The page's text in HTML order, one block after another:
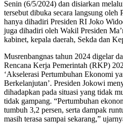
Senin (6/5/2024) dan disiarkan
tersebut dibuka secara langsung
hanya dihadiri Presiden RI Joko
juga dihadiri oleh Wakil Presiden
kabinet, kepala daerah, Sekda dan
Musrenbangnas tahun 2024 digelar
Rencana Kerja Pemerintah (RKP)
‘Akselerasi Pertumbuhan Ekonomi
Berkelanjutan’. Presiden Jokowi
dihadapkan pada situasi yang tidak
tidak gampang. “Pertumbuhan
tumbuh 3,2 persen, serta dampak
masih terasa sampai sekarang,”